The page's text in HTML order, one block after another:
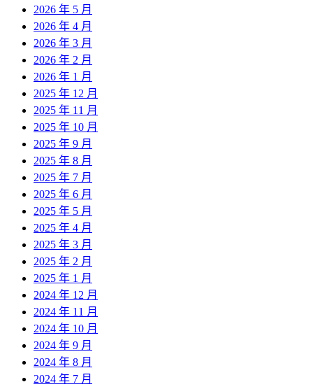
2026 年 5 月
2026 年 4 月
2026 年 3 月
2026 年 2 月
2026 年 1 月
2025 年 12 月
2025 年 11 月
2025 年 10 月
2025 年 9 月
2025 年 8 月
2025 年 7 月
2025 年 6 月
2025 年 5 月
2025 年 4 月
2025 年 3 月
2025 年 2 月
2025 年 1 月
2024 年 12 月
2024 年 11 月
2024 年 10 月
2024 年 9 月
2024 年 8 月
2024 年 7 月